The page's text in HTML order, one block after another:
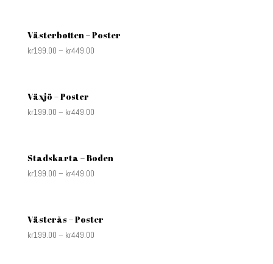
Västerbotten – Poster
kr199.00 – kr449.00
Växjö – Poster
kr199.00 – kr449.00
Stadskarta – Boden
kr199.00 – kr449.00
Västerås – Poster
kr199.00 – kr449.00